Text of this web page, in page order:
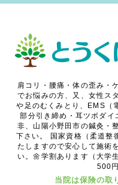
肩コリ・腰痛・体の歪み・
でお悩みの方、又、女性ス
や足のむくみとり、EMS（
部分引き締め・耳ツボダイ
非、山陽小野田市の鍼灸・
下さい。
国家資格（柔道整
たしますので安心して施術
い。🌼学割あります（大学
500
当院は保険の取